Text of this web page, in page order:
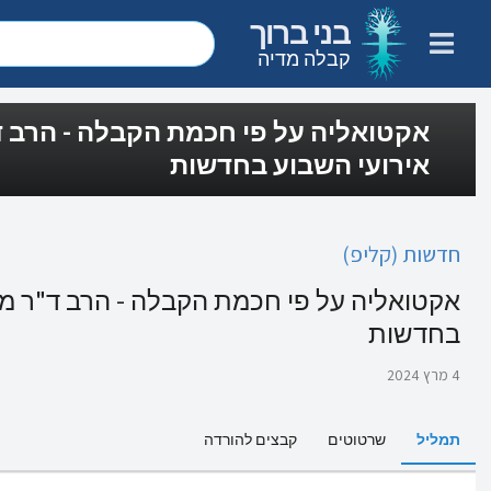
בני ברוך
קבלה מדיה
אקטואליה על פי חכמת הקבלה - הרב
אירועי השבוע בחדשות
חדשות (קליפ)
אקטואליה על פי חכמת הקבלה - הרב ד"ר
בחדשות
4 מרץ 2024
תמליל שרטוטים קבצים להורדה